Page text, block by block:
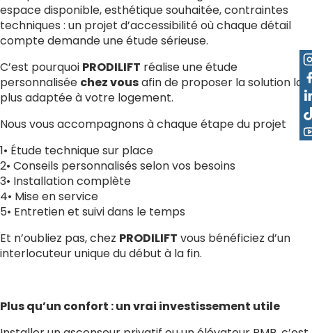
espace disponible, esthétique souhaitée, contraintes
techniques : un projet d’accessibilité où chaque détail
compte demande une étude sérieuse.
C’est pourquoi PRODILIFT réalise une étude
personnalisée chez vousafin de proposer la solution la
plus adaptée à votre logement.
Nous vous accompagnons à chaque étape du projet
1• Étude technique sur place
2• Conseils personnalisés selon vos besoins
3• Installation complète
4• Mise en service
5• Entretien et suivi dans le temps
Et n’oubliez pas, chez PRODILIFT vous bénéficiez d’un
interlocuteur unique du début à la fin.
Plus qu’un confort : un vrai investissement utile